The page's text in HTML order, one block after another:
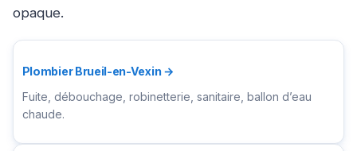
opaque.
Plombier Brueil-en-Vexin →
Fuite, débouchage, robinetterie, sanitaire, ballon d’eau
chaude.